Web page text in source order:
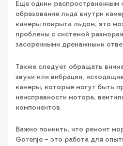
Еще одним распространенным
образование льда внутри
камеры покрыта льдом, это
проблемы с системой
засоренными дренажными
Также следует обращать
звуки или вибрации,
камеры, которые могут быть
неисправности мотора,
компонентов.
Важно помнить, что ремонт
Gorenje – это работа для